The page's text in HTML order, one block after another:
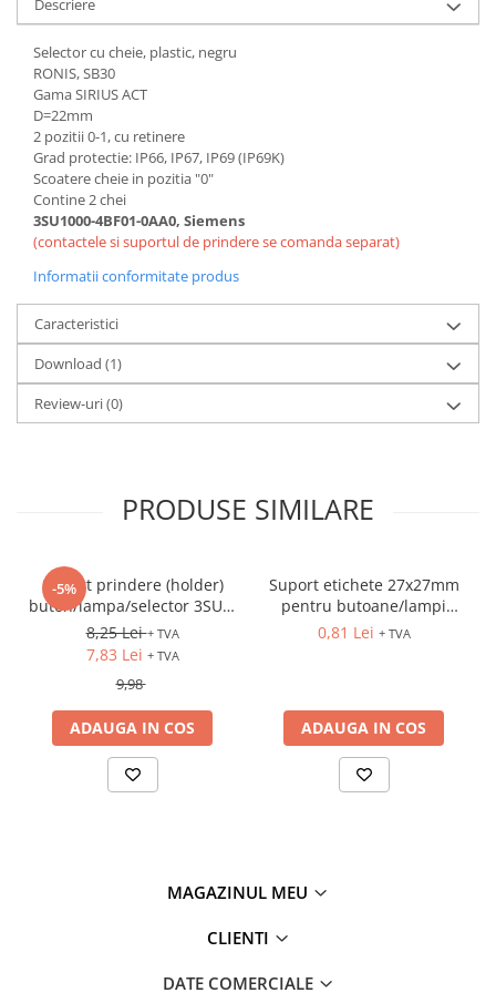
Controlere pentru automatizari
Convertizoare frecvenţă
Invertoare (Convertizoare)
Accesorii convertizoare frecventa
Senzori
Cabluri senzori
Senzori inductivi
Senzori optici
Senzori presiune
Senzori temperatura
Întrerupt. autom. compacte
max.1600A
Intreruptoare automate compacte
Fuzibili tip D0
Fuzibili tip MPR
Separatoare si socluri fuzibili
Comutatoare, Cleme
Comutatoare siguranta
Limitatoare pozitie mecanice
Descriere
Selector cu cheie, plastic, negru
RONIS, SB30
Gama SIRIUS ACT
D=22mm
2 pozitii 0-1, cu retinere
Grad protectie: IP66, IP67, IP69 (IP69K)
Scoatere cheie in pozitia "0"
Contine 2 chei
3SU1000-4BF01-0AA0, Siemens
(contactele si suportul de prindere se comanda separat)
Informatii conformitate produs
Caracteristici
Download (1)
Review-uri(0)
PRODUSE SIMILARE
-5%
Suport prindere (holder)
buton/lampa/selector 3SU1,
plastic, 3 module
8,25 Lei+ TVA
7,83 Lei + TVA
9,98
ADAUGA IN COS
Suport etichete 27x27mm
pentru butoane/lampi
D=22mm
0,81 Lei + TVA
ADAUGA IN COS
MAGAZINUL MEU
CLIENTI
DATE COMERCIALE